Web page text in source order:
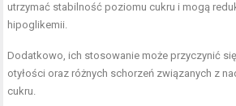
utrzymać stabilność poziomu cukru i mogą
hipoglikemii.
Dodatkowo, ich stosowanie może przyczynić
otyłości oraz różnych schorzeń związanych z
cukru.